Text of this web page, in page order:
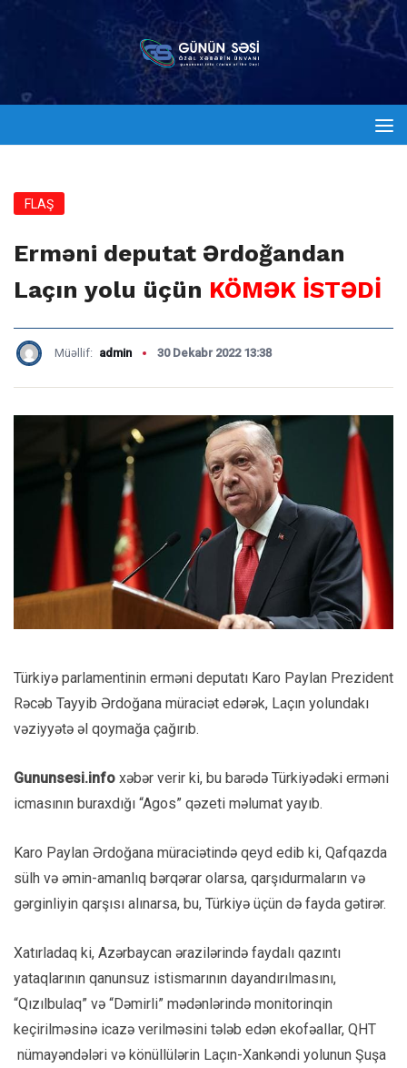
FLAŞ
Erməni deputat Ərdoğandan
Laçın yolu üçün KÖMƏK İSTƏDİ
Müəllif: admin 30 Dekabr 2022 13:38
Türkiyə parlamentinin erməni deputatı Karo Paylan Prezident
Rəcəb Tayyib Ərdoğana müraciət edərək, Laçın yolundakı
vəziyyətə əl qoymağa çağırıb.
Gununsesi.info xəbər verir ki, bu barədə Türkiyədəki erməni
icmasının buraxdığı “Agos” qəzeti məlumat yayıb.
Karo Paylan Ərdoğana müraciətində qeyd edib ki, Qafqazda
sülh və əmin-amanlıq bərqərar olarsa, qarşıdurmaların və
gərginliyin qarşısı alınarsa, bu, Türkiyə üçün də fayda gətirər.
Xatırladaq ki, Azərbaycan ərazilərində faydalı qazıntı
yataqlarının qanunsuz istismarının dayandırılmasını,
“Qızılbulaq” və “Dəmirli” mədənlərində monitorinqin
keçirilməsinə icazə verilməsini tələb edən ekofəallar, QHT
nümayəndələri və könüllülərin Laçın-Xankəndi yolunun Şuşa